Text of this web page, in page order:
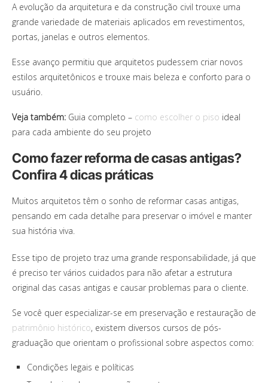
A evolução da arquitetura e da construção civil trouxe uma
grande variedade de materiais aplicados em revestimentos,
portas, janelas e outros elementos.
Esse avanço permitiu que arquitetos pudessem criar novos
estilos arquitetônicos e trouxe mais beleza e conforto para o
usuário.
Veja também: Guia completo – como escolher o piso ideal
para cada ambiente do seu projeto
Como fazer reforma de casas antigas?
Confira 4 dicas práticas
Muitos arquitetos têm o sonho de reformar casas antigas,
pensando em cada detalhe para preservar o imóvel e manter
sua história viva.
Esse tipo de projeto traz uma grande responsabilidade, já que
é preciso ter vários cuidados para não afetar a estrutura
original das casas antigas e causar problemas para o cliente.
Se você quer especializar-se em preservação e restauração de
patrimônio histórico, existem diversos cursos de pós-
graduação que orientam o profissional sobre aspectos como:
Condições legais e políticas